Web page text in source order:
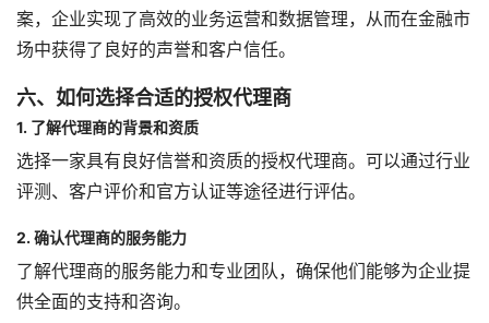
案，企业实现了高效的业务运营和数据管理，从而在金融市
场中获得了良好的声誉和客户信任。
六、如何选择合适的授权代理商
1. 了解代理商的背景和资质
选择一家具有良好信誉和资质的授权代理商。可以通过行业
评测、客户评价和官方认证等途径进行评估。
2. 确认代理商的服务能力
了解代理商的服务能力和专业团队，确保他们能够为企业提
供全面的支持和咨询。